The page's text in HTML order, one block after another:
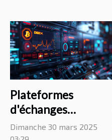
Plateformes
d'échanges
décentralisés (DEX)
Dimanche 30 mars 2025